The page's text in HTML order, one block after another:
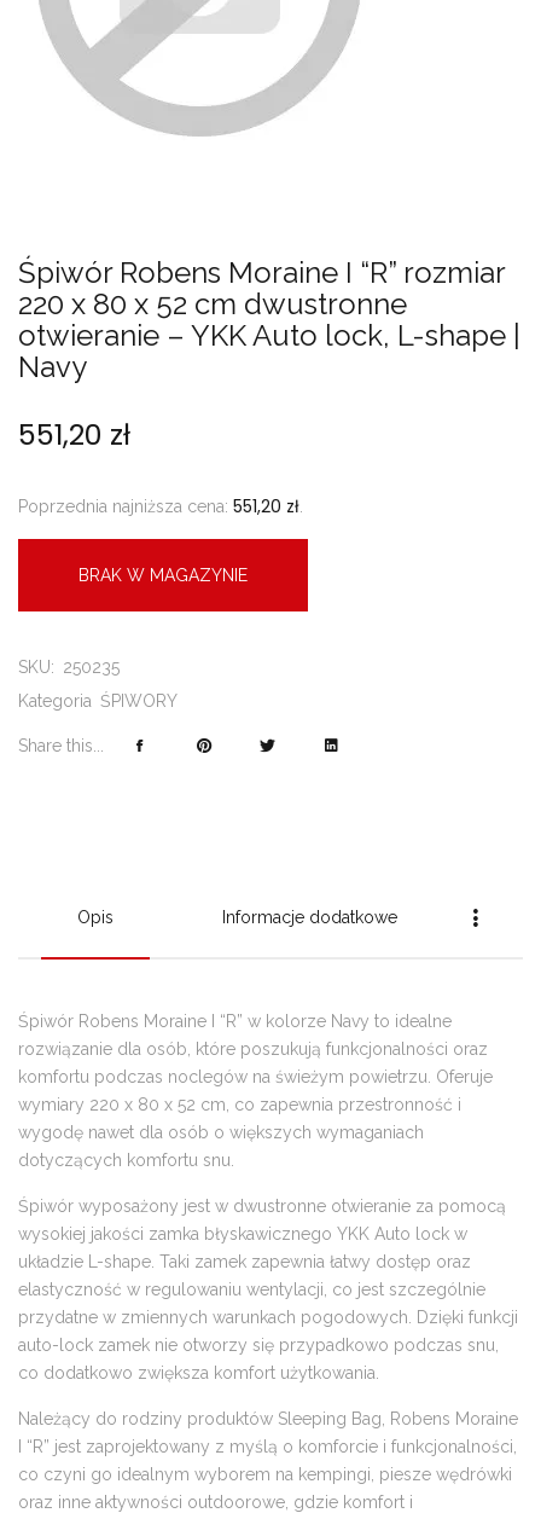
Śpiwór Robens Moraine I “R” rozmiar
220 x 80 x 52 cm dwustronne
otwieranie – YKK Auto lock, L-shape |
Navy
551,20 zł
Poprzednia najniższa cena: 551,20 zł
BRAK W MAGAZYNIE
SKU: 250235
Kategoria ŚPIWORY
Share this...
Opis Informacje dodatkowe
Śpiwór Robens Moraine I “R” w kolorze Navy to idealne
rozwiązanie dla osób, które poszukują funkcjonalności oraz
komfortu podczas noclegów na świeżym powietrzu. Oferuje
wymiary 220 x 80 x 52 cm, co zapewnia przestronność i
wygodę nawet dla osób o większych wymaganiach
dotyczących komfortu snu.
Śpiwór wyposażony jest w dwustronne otwieranie za pomocą
wysokiej jakości zamka błyskawicznego YKK Auto lock w
układzie L-shape. Taki zamek zapewnia łatwy dostęp oraz
elastyczność w regulowaniu wentylacji, co jest szczególnie
przydatne w zmiennych warunkach pogodowych. Dzięki funkcji
auto-lock zamek nie otworzy się przypadkowo podczas snu,
co dodatkowo zwiększa komfort użytkowania.
Należący do rodziny produktów Sleeping Bag, Robens Moraine
I “R” jest zaprojektowany z myślą o komforcie i funkcjonalności,
co czyni go idealnym wyborem na kempingi, piesze wędrówki
oraz inne aktywności outdoorowe, gdzie komfort i